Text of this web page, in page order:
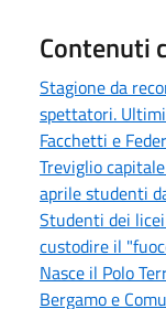
Contenuti
Stagione da
spettatori.
Facchetti e
Treviglio
aprile studenti
Studenti dei
custodire il
Nasce il Polo
Bergamo e